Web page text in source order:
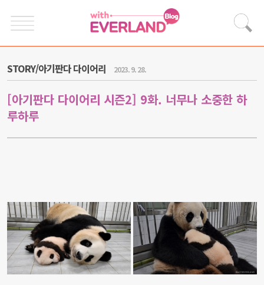
STORY/아기판다 다이어리 2023. 9. 28.
[아기판다 다이어리 시즌2] 9화. 너무나 소중한 하
루하루